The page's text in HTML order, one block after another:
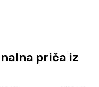
priča iz